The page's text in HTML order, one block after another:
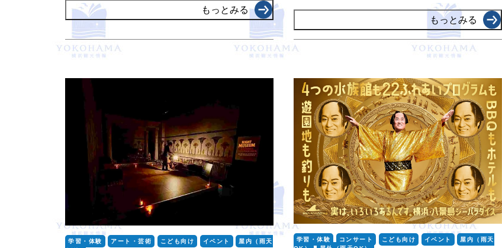
もっとみる
もっとみる
学習・体験 アート・芸術 こども向け イベント
屋内（雨天
学習・体験 コンサート こども向け イベント
屋内（雨天